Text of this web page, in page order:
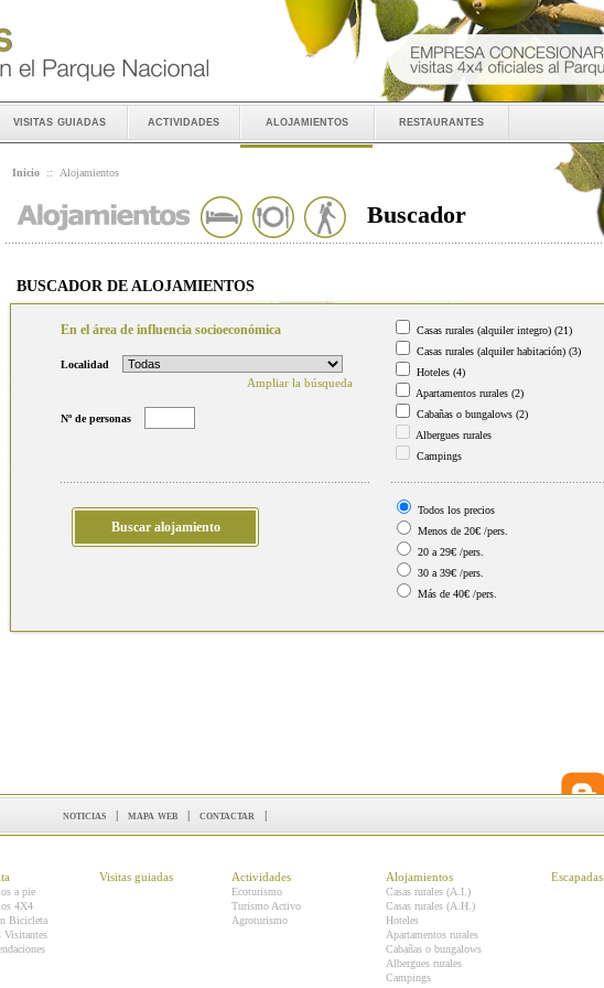
visitas guiadas actividades alojamientos restaurantes
Inicio :: Alojamientos
Buscador
BUSCADOR DE ALOJAMIENTOS
En el área de influencia socioeconómica
Localidad
Ampliar la búsqueda
Nº de personas
Casas rurales (alquiler integro) (21)
Casas rurales (alquiler habitación) (3)
Hoteles (4)
Apartamentos rurales (2)
Cabañas o bungalows (2)
Albergues rurales
Campings
Todos los precios
Menos de 20€ /pers.
20 a 29€ /pers.
30 a 39€ /pers.
Más de 40€ /pers.
noticias | mapa web | contactar |
a pie
4X4
Bicicleta
Visitantes
Visitas guiadas Actividades
Ecoturismo
Turismo Activo
Agroturismo
Alojamientos
Casas rurales (A.I.)
Casas rurales (A.H.)
Hoteles
Apartamentos rurales
Cabañas o bungalows
Albergues rurales
Campings
Escapadas